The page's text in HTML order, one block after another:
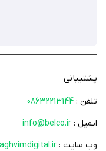
پشتیبانی
تلفن : 08632213144
ایمیل : info@belco.ir
وب سایت :